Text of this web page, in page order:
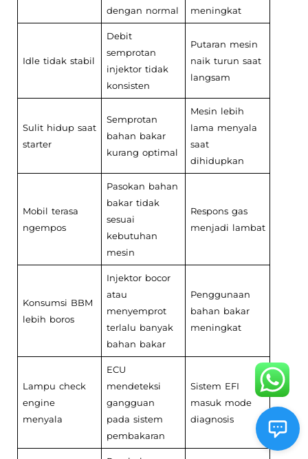
dengan normal
meningkat
Idle tidak stabil
Debit
semprotan
injektor tidak
konsisten
Putaran mesin
naik turun saat
langsam
Sulit hidup saat
starter
Semprotan
bahan bakar
kurang optimal
Mesin lebih
lama menyala
saat
dihidupkan
Mobil terasa
ngempos
Pasokan bahan
bakar tidak
sesuai
kebutuhan
mesin
Respons gas
menjadi lambat
Konsumsi BBM
lebih boros
Injektor bocor
atau
menyemprot
terlalu banyak
bahan bakar
Penggunaan
bahan bakar
meningkat
Lampu check
engine
menyala
ECU
mendeteksi
gangguan
pada sistem
pembakaran
Sistem EFI
masuk mode
diagnosis